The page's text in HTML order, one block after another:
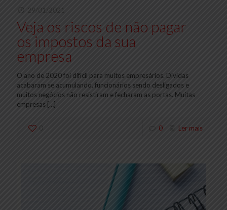
29/01/2021
Veja os riscos de não pagar
os impostos da sua
empresa
O ano de 2020 foi difícil para muitos empresários. Dívidas
acabaram se acumulando, funcionários sendo desligados e
muitos negócios não resistiram e fecharam as portas. Muitas
empresas […]
0 0 Ler mais